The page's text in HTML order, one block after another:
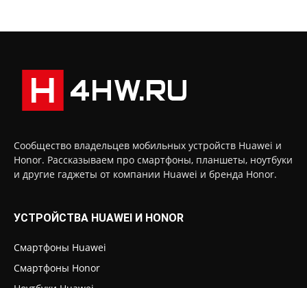
Сообщество владельцев мобильных устройств Huawei и
Honor. Рассказываем про смартфоны, планшеты, ноутбуки
и другие гаджеты от компании Huawei и бренда Honor.
УСТРОЙСТВА HUAWEI И HONOR
Смартфоны Huawei
Смартфоны Honor